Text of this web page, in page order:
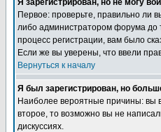
Я зарегистрирован, но не могу
Первое: проверьте, правильно ли
либо администратором форума до
процесс регистрации, вам было
Если же вы уверены, что ввели
Вернуться к началу
Я был зарегистрирован, но
Наиболее вероятные причины: вы
второе, то возможно вы не
дискуссиях.